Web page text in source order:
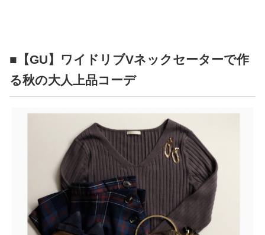
■【GU】ワイドリブVネックセーターで作
る秋の大人上品コーデ